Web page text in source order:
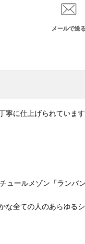
メールで送る
に仕上げられていま
ュールメゾン「ランバ
な全ての人のあらゆる